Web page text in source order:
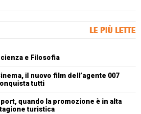
LE PIÙ LETTE
e Filosofia
il nuovo film dell’agente 007
tutti
quando la promozione è in alta
turistica